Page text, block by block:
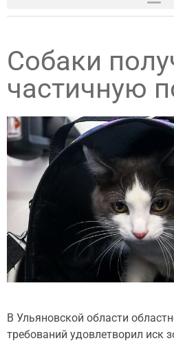
Собаки
частичную
В Ульяновской области
требований удовлетворил иск